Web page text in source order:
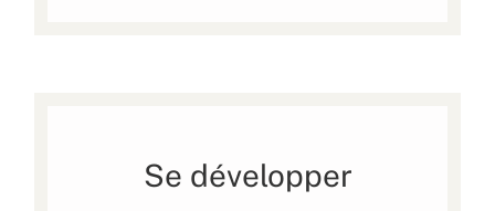
Se développer